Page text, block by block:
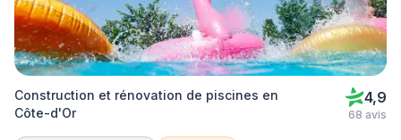
Construction et rénovation de piscines en
Côte-d'Or
4,9
68 avis